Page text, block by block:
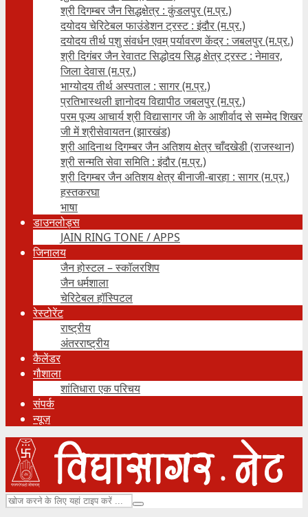
श्री दिगम्बर जैन सिद्धक्षेत्र : कुंडलपुर (म.प्र.)
दयोदय चेरिटेबल फाउंडेशन ट्रस्ट : इंदौर (म.प्र.)
दयोदय तीर्थ पशु संवर्धन एवम्‌ पर्यावरण केंद्र : जबलपुर (म.प्र.)
श्री दिगंबर जैन रेवातट सिद्धोदय सिद्ध क्षेत्र ट्रस्ट : नेमावर,
जिला देवास (म.प्र.)
भाग्योदय तीर्थ अस्पताल : सागर (म.प्र.)
प्रतिभास्थली ज्ञानोदय विद्यापीठ जबलपुर (म.प्र.)
परम पूज्य आचार्य श्री विद्यासागर जी के आशीर्वाद से सम्मेद शिखर
जी में श्रीसेवायतन (झारखंड)
श्री आदिनाथ दिगम्बर जैन अतिशय क्षेत्र चाँदखेडी (राजस्थान)
श्री सन्मति सेवा समिति : इंदौर (म.प्र.)
श्री दिगम्बर जैन अतिशय क्षेत्र बीनाजी-बारहा : सागर (म.प्र.)
हस्तकरघा
भाषा
डाउनलोड्स
JAIN RING TONE / APPS
जिनालय
जैन होस्टल – स्कॉलरशिप
जैन धर्मशाला
चेरिटेबल हॉस्पिटल
रेस्टोरेंट
राष्ट्रीय
अंतरराष्ट्रीय
कैलेंडर
गौशाला
शांतिधारा एक परिचय
संपर्क
न्यूज़